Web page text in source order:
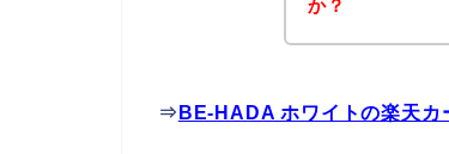
か？
⇒ BE-HADA ホワイトの楽天カ